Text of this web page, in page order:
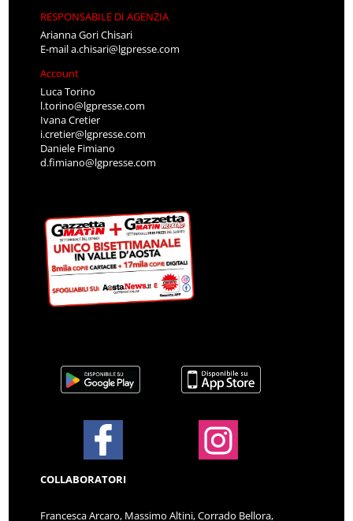
RESPONSABILE DI AGENZIA
Arianna Gori Chisari
E-maila.chisari@lgpresse.com
Account
Luca Torino
l.torino@lgpresse.com
Ivana Cretier
i.cretier@lgpresse.com
Daniele Fimiano
d.fimiano@lgpresse.com
COLLABORATORI
Francesca Arcaro, Massimo Altini, Corrado Bellora,